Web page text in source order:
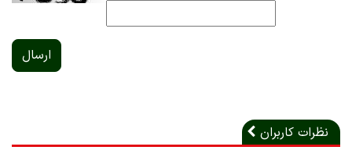
ارسال
نظرات کاربران